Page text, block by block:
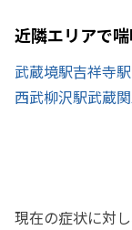
近隣エリアで
武蔵境駅吉祥寺駅
西武柳沢駅武蔵
現在の症状に対